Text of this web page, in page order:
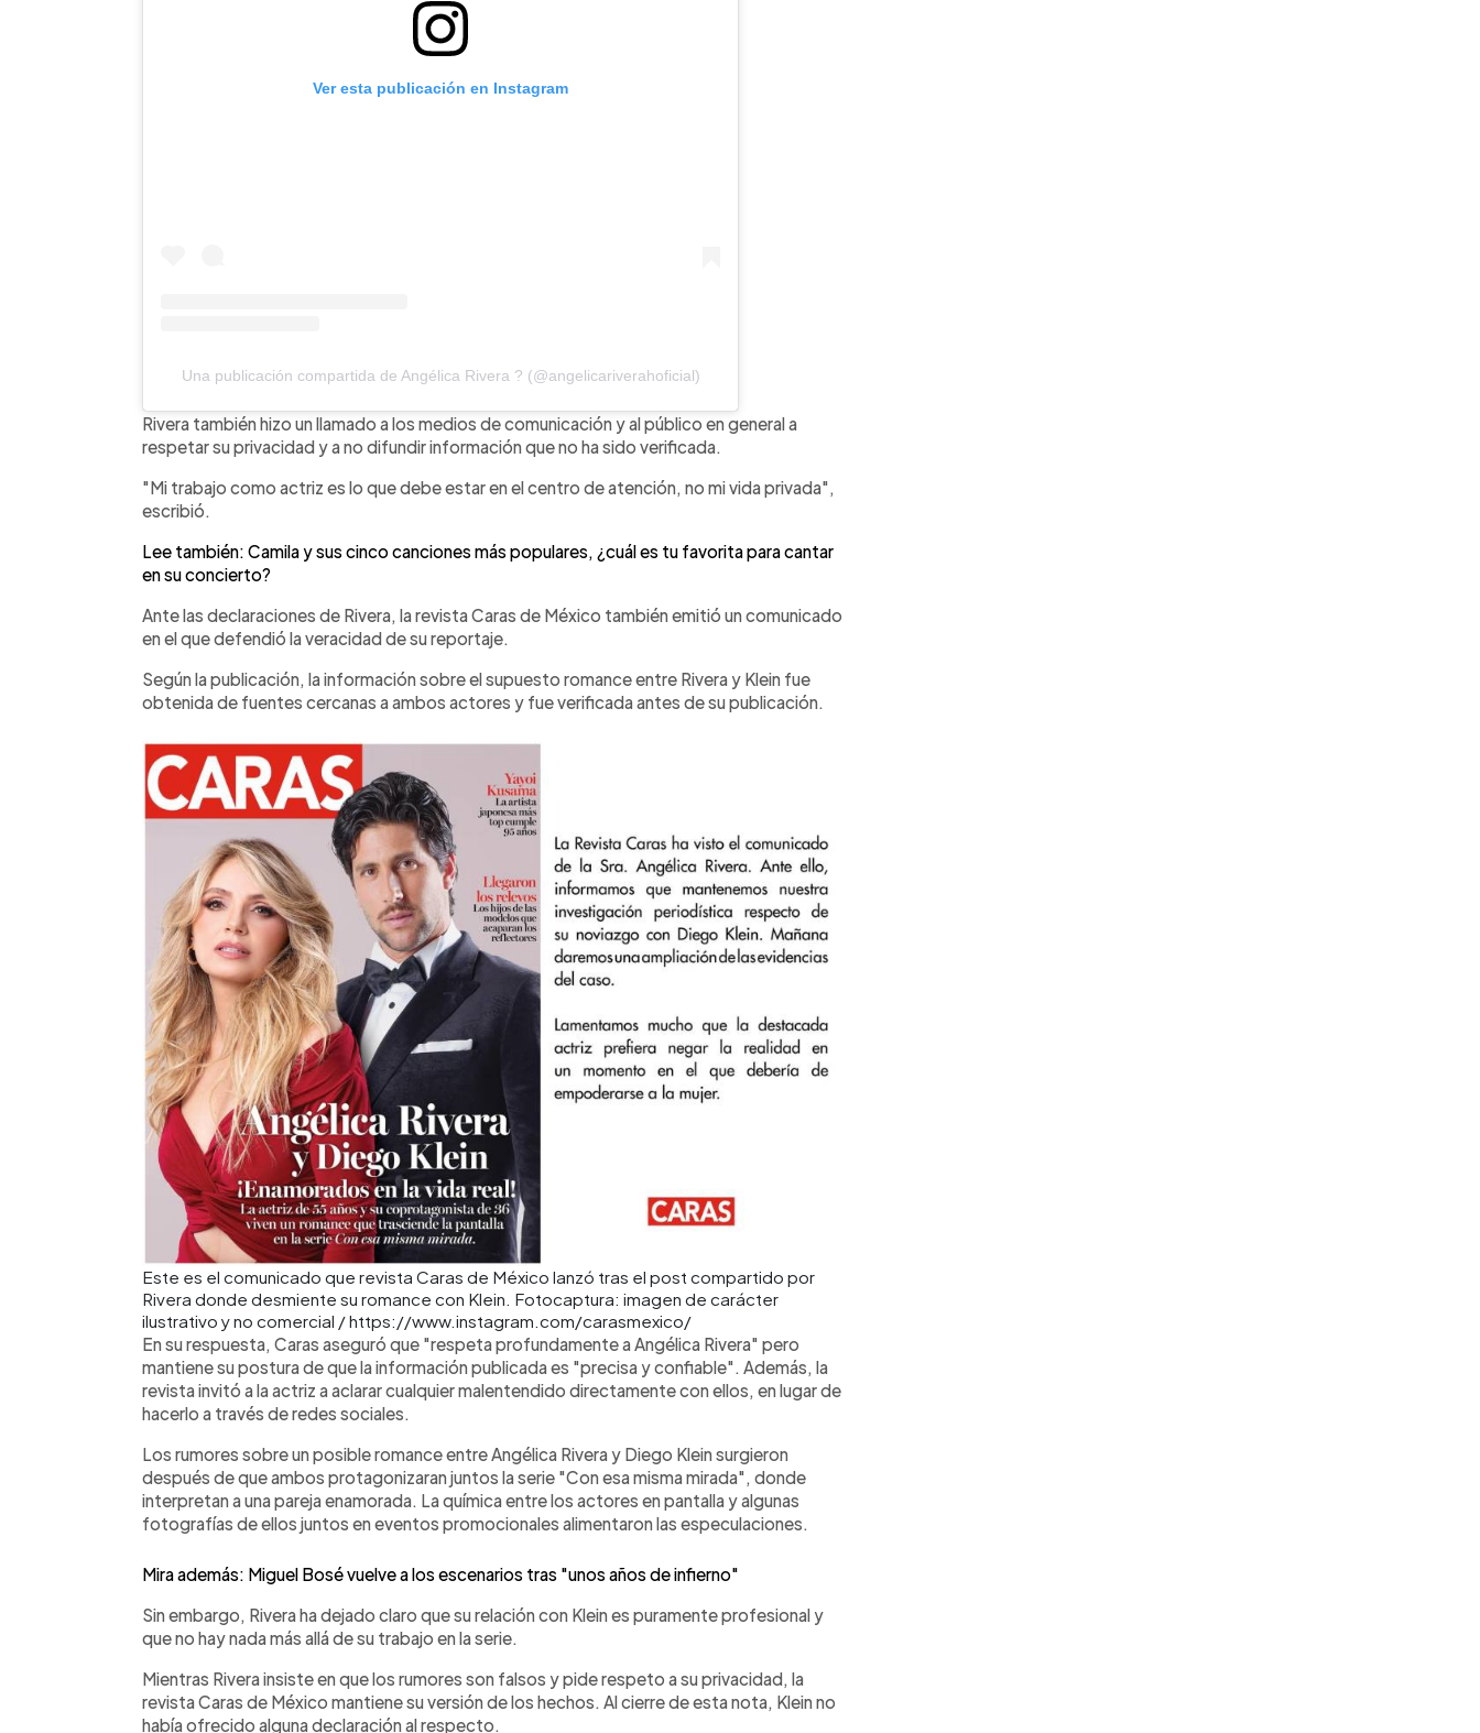
Ver esta publicación en Instagram
Una publicación compartida de Angélica Rivera ? (@angelicariverahoficial)
Rivera también hizo un llamado a los medios de comunicación y al público en general a
respetar su privacidad y a no difundir información que no ha sido verificada.
"Mi trabajo como actriz es lo que debe estar en el centro de atención, no mi vida privada",
escribió.
Lee también: Camila y sus cinco canciones más populares, ¿cuál es tu favorita para cantar
en su concierto?
Ante las declaraciones de Rivera, la revista Caras de México también emitió un comunicado
en el que defendió la veracidad de su reportaje.
Según la publicación, la información sobre el supuesto romance entre Rivera y Klein fue
obtenida de fuentes cercanas a ambos actores y fue verificada antes de su publicación.
Este es el comunicado que revista Caras de México lanzó tras el post compartido por
Rivera donde desmiente su romance con Klein. Fotocaptura: imagen de carácter
ilustrativo y no comercial / https://www.instagram.com/carasmexico/
En su respuesta, Caras aseguró que "respeta profundamente a Angélica Rivera" pero
mantiene su postura de que la información publicada es "precisa y confiable". Además, la
revista invitó a la actriz a aclarar cualquier malentendido directamente con ellos, en lugar de
hacerlo a través de redes sociales.
Los rumores sobre un posible romance entre Angélica Rivera y Diego Klein surgieron
después de que ambos protagonizaran juntos la serie "Con esa misma mirada", donde
interpretan a una pareja enamorada. La química entre los actores en pantalla y algunas
fotografías de ellos juntos en eventos promocionales alimentaron las especulaciones.
Mira además: Miguel Bosé vuelve a los escenarios tras "unos años de infierno"
Sin embargo, Rivera ha dejado claro que su relación con Klein es puramente profesional y
que no hay nada más allá de su trabajo en la serie.
Mientras Rivera insiste en que los rumores son falsos y pide respeto a su privacidad, la
revista Caras de México mantiene su versión de los hechos. Al cierre de esta nota, Klein no
había ofrecido alguna declaración al respecto.